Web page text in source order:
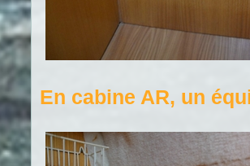
En cabine AR, un